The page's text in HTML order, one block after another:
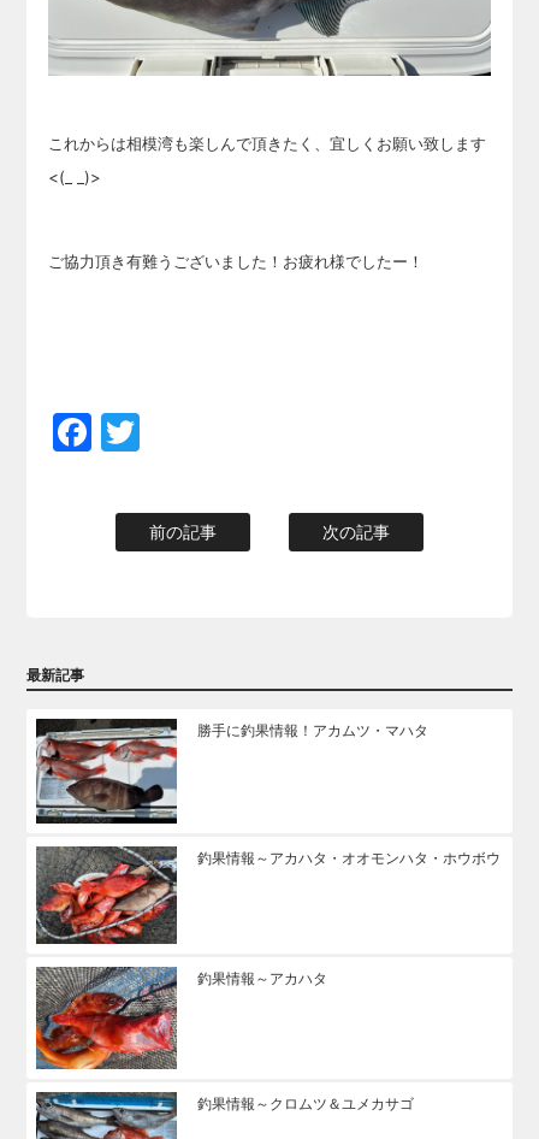
これからは相模湾も楽しんで頂きたく、宜しくお願い致します
<(_ _)>
ご協力頂き有難うございました！お疲れ様でしたー！
Facebook
前の記事 次の記事
最新記事
勝手に釣果情報！アカムツ・マハタ
釣果情報～アカハタ・オオモンハタ・ホウボウ
釣果情報～アカハタ
釣果情報～クロムツ＆ユメカサゴ